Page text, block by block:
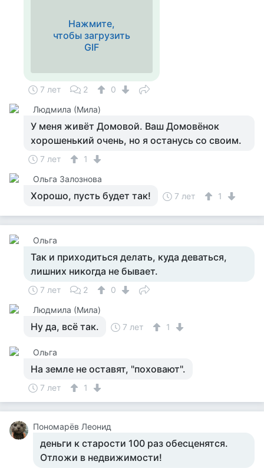
Нажмите,
чтобы загрузить
GIF
7 лет 2
0
Людмила (Мила)
У меня живёт Домовой. Ваш Домовёнок
хорошенький очень, но я останусь со своим.
7 лет
1
Ольга Залознова
Хорошо, пусть будет так! 7 лет 1
Ольга
Так и приходиться делать, куда деваться,
лишних никогда не бывает.
7 лет 2
0
Людмила (Мила)
Ну да, всё так. 7 лет 1
Ольга
На земле не оставят, "поховают".
7 лет 1
Пономарёв Леонид
деньги к старости 100 раз обесценятся.
Отложи в недвижимости!